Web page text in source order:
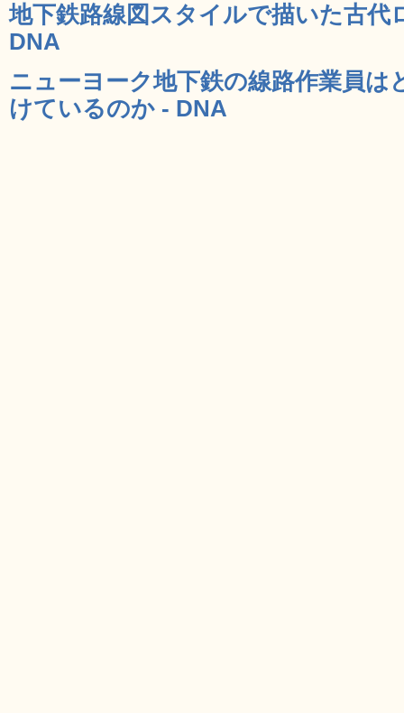
地下鉄路線図スタイルで描いた古代
DNA
ニューヨーク地下鉄の線路作業員は
けているのか - DNA